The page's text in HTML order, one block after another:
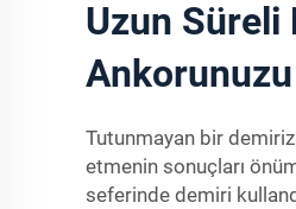
Uzun Süreli
Tutunmayan bir demiriz
etmenin sonuçları
seferinde demiri